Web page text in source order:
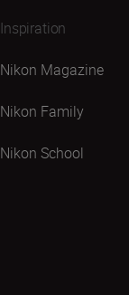
Inspiration
Nikon Magazine
Nikon Family
Nikon School